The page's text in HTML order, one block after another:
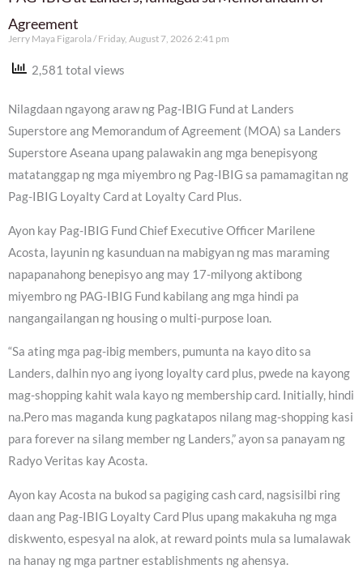
Agreement
Jerry Maya Figarola Friday, August 7, 2026 2:41 pm
2,581 total views
Nilagdaan ngayong araw ng Pag-IBIG Fund at Landers
Superstore ang Memorandum of Agreement (MOA) sa Landers
Superstore Aseana upang palawakin ang mga benepisyong
matatanggap ng mga miyembro ng Pag-IBIG sa pamamagitan ng
Pag-IBIG Loyalty Card at Loyalty Card Plus.
Ayon kay Pag-IBIG Fund Chief Executive Officer Marilene
Acosta, layunin ng kasunduan na mabigyan ng mas maraming
napapanahong benepisyo ang may 17-milyong aktibong
miyembro ng PAG-IBIG Fund kabilang ang mga hindi pa
nangangailangan ng housing o multi-purpose loan.
“Sa ating mga pag-ibig members, pumunta na kayo dito sa
Landers, dalhin nyo ang iyong loyalty card plus, pwede na kayong
mag-shopping kahit wala kayo ng membership card. Initially, hindi
na.Pero mas maganda kung pagkatapos nilang mag-shopping kasi
para forever na silang member ng Landers,” ayon sa panayam ng
Radyo Veritas kay Acosta.
Ayon kay Acosta na bukod sa pagiging cash card, nagsisilbi ring
daan ang Pag-IBIG Loyalty Card Plus upang makakuha ng mga
diskwento, espesyal na alok, at reward points mula sa lumalawak
na hanay ng mga partner establishments ng ahensya.